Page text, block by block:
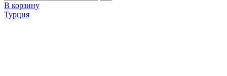
В корзину
Турция